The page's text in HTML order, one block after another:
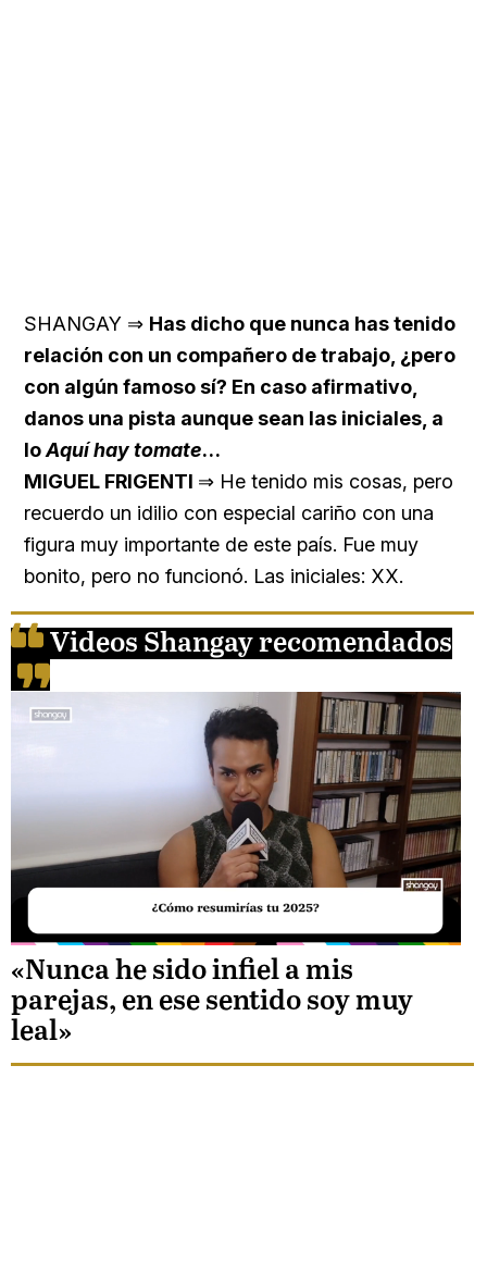
SHANGAY ⇒ Has dicho que nunca has tenido
relación con un compañero de trabajo, ¿pero
con algún famoso sí? En caso afirmativo,
danos una pista aunque sean las iniciales, a
loAquí hay tomate…
MIGUEL FRIGENTI ⇒ He tenido mis cosas, pero
recuerdo un idilio con especial cariño con una
figura muy importante de este país. Fue muy
bonito, pero no funcionó. Las iniciales: XX.
Videos Shangay recomendados
Loaded
«Nunca he sido infiel a mis
parejas, en ese sentido soy muy
leal»